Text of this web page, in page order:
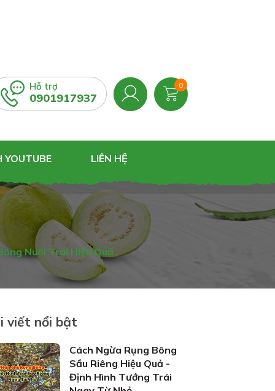
Hỗ trợ
0901917937
0
YOUTUBE LIÊN HỆ
Nuôi Trái Hiệu Quả
viết nổi bật
Cách Ngừa Rụng Bông
Sầu Riêng Hiệu Quả -
Định Hình Tướng Trái